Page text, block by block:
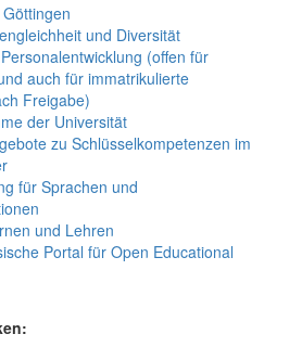
und Diversität
(offen für
auch für immatrikulierte
Freigabe)
der Universität
zu Schlüsselkompetenzen im
für Sprachen und
und Lehren
Portal für Open Educational